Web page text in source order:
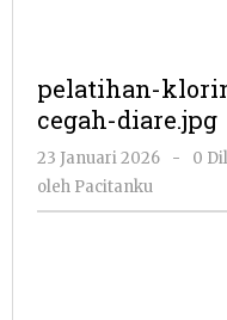
pelatihan-
cegah-diare.jpg
23 Januari 2026
oleh
-
0
oleh Pacitanku